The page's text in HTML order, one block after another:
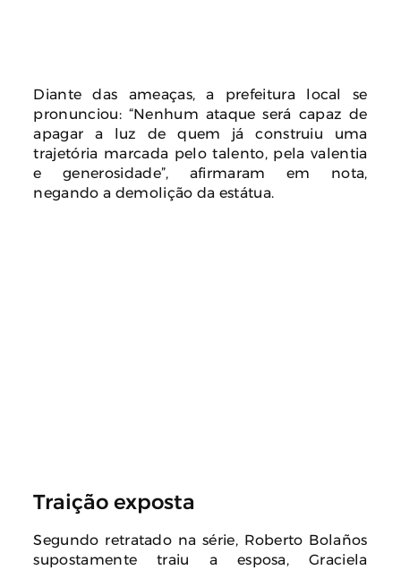
Diante das ameaças, a prefeitura local se
pronunciou: “Nenhum ataque será capaz de
apagar a luz de quem já construiu uma
trajetória marcada pelo talento, pela valentia
e generosidade”, afirmaram em nota,
negando a demolição da estátua.
Traição exposta
Segundo retratado na série, Roberto Bolaños
supostamente traiu a esposa, Graciela